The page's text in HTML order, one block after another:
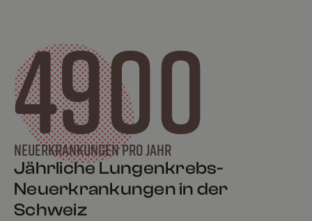
4900
Neuerkrankungen pro Jahr
Jährliche Lungenkrebs-
Neuerkrankungen in der
Schweiz